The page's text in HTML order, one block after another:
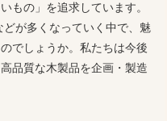
もの」を追求しています。
が多くなっていく中で、魅
でしょうか。私たちは今後
品質な木製品を企画・製造